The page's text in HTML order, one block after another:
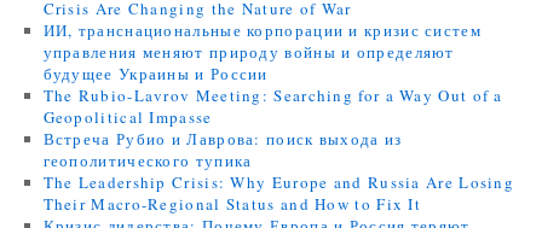
Crisis Are Changing the Nature of War
ИИ, транснациональные корпорации и кризис систем
управления меняют природу войны и определяют
будущее Украины и России
The Rubio-Lavrov Meeting: Searching for a Way Out of a
Geopolitical Impasse
Встреча Рубио и Лаврова: поиск выхода из
геополитического тупика
The Leadership Crisis: Why Europe and Russia Are Losing
Their Macro-Regional Status and How to Fix It